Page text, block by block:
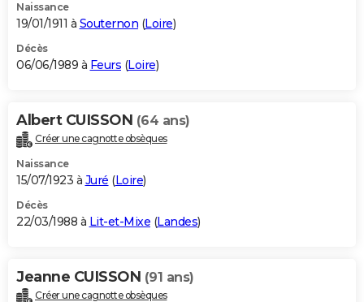
Naissance
19/01/1911 à Souternon (Loire)
Décès
06/06/1989 à Feurs (Loire)
Albert CUISSON (64 ans)
Créer une cagnotte obsèques
Naissance
15/07/1923 à Juré (Loire)
Décès
22/03/1988 à Lit-et-Mixe (Landes)
Jeanne CUISSON (91 ans)
Créer une cagnotte obsèques